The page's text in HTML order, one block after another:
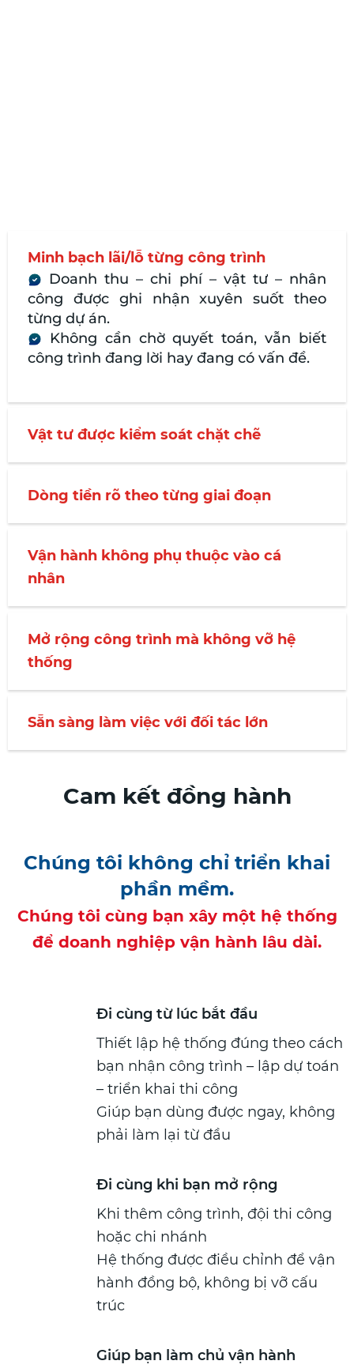
Minh bạch lãi/lỗ từng công trình
Doanh thu – chi phí – vật tư – nhân
công được ghi nhận xuyên suốt theo
từng dự án.
Không cần chờ quyết toán, vẫn biết
công trình đang lời hay đang có vấn đề.
Vật tư được kiểm soát chặt chẽ
Dòng tiền rõ theo từng giai đoạn
Vận hành không phụ thuộc vào cá
nhân
Mở rộng công trình mà không vỡ hệ
thống
Sẵn sàng làm việc với đối tác lớn
Cam kết đồng hành
Chúng tôi không chỉ triển khai
phần mềm.
Chúng tôi cùng bạn xây một hệ thống
để doanh nghiệp vận hành lâu dài.
Đi cùng từ lúc bắt đầu
Thiết lập hệ thống đúng theo cách
bạn nhận công trình – lập dự toán
– triển khai thi công
Giúp bạn dùng được ngay, không
phải làm lại từ đầu
Đi cùng khi bạn mở rộng
Khi thêm công trình, đội thi công
hoặc chi nhánh
Hệ thống được điều chỉnh để vận
hành đồng bộ, không bị vỡ cấu
trúc
Giúp bạn làm chủ vận hành